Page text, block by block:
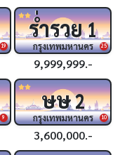
19 25
ร่ำรวย1
กรุงเทพมหานคร
9,999,999.-
9 10
ษษ2
กรุงเทพมหานคร
3,600,000.-